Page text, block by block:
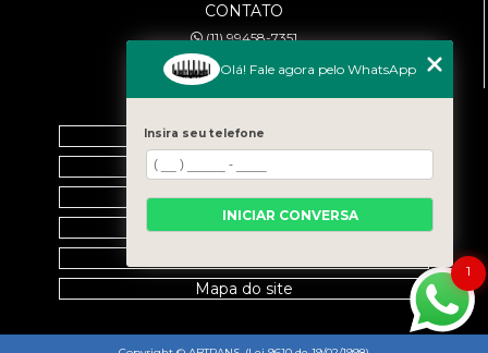
CONTATO
(11) 99458-7351
cursoabtrans@gmail.com
Home
Empresa
Galeria
Contato
Mapa do site
1
Olá! Fale agora pelo WhatsApp
Insira seu telefone
INICIAR CONVERSA